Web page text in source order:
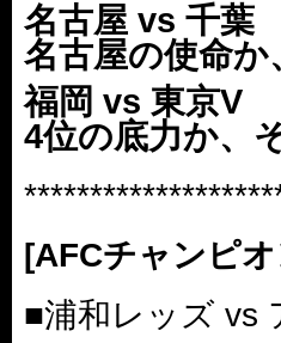
名古屋 vs 千葉
名古屋の使命
福岡 vs 東京V
4位の底力か、
[AFCチャンピ
■浦和レッズ vs